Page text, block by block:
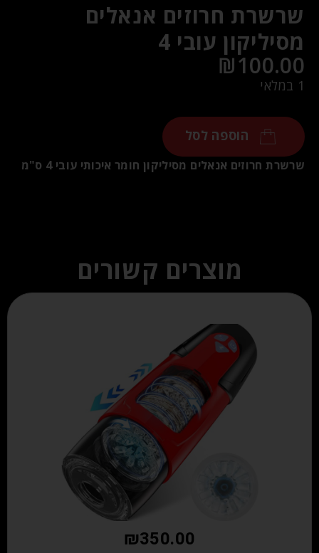
שרשרת חרוזים אנאלים
מסיליקון עובי 4
₪100.00
1 במלאי
הוספה לסל
שרשרת חרוזים אנאלים מסיליקון חומר איכותי עובי 4 ס"מ
מוצרים קשורים
₪350.00